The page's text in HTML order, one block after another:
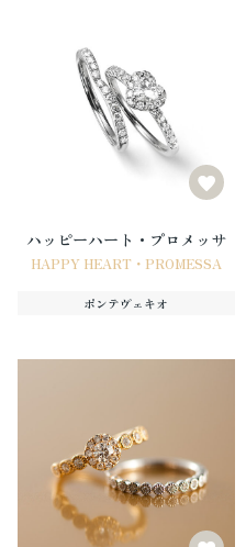
ハッピーハート・プロメッサ
HAPPY HEART・PROMESSA
ポンテヴェキオ